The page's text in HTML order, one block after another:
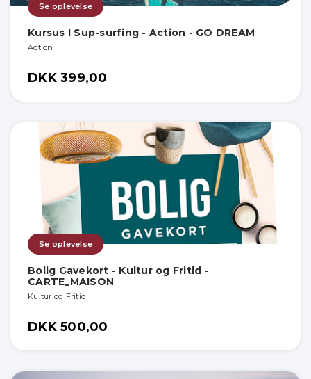
Se oplevelse
Kursus I Sup-surfing - Action - GO DREAM
Action
DKK 399,00
Se oplevelse
Bolig Gavekort - Kultur og Fritid -
CARTE_MAISON
Kultur og Fritid
DKK 500,00